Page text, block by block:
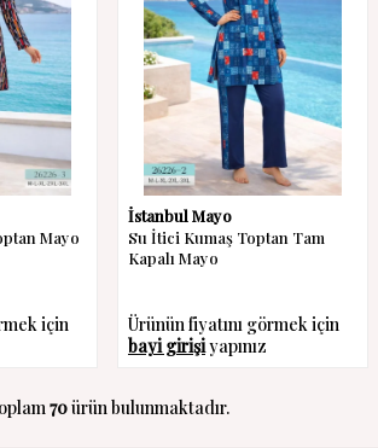
Mayo
için
İstanbul Mayo
Su İtici Kumaş Toptan Tam
Kapalı Mayo
Ürünün fiyatını görmek için
bayi girişiyapınız
70ürün bulunmaktadır.